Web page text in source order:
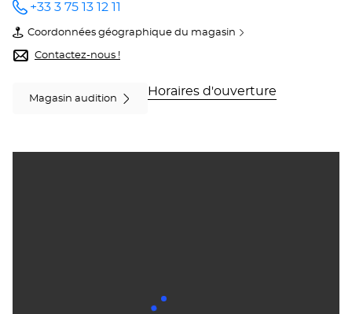
Appeler
le point
de vente
Opticien
DOULLENS
+33 3 75 13 12 11
Coordonnées géographique du magasin
du
point
de
DOULLENS
Contactez-nous !
Magasin audition
Horaires d'ouverture